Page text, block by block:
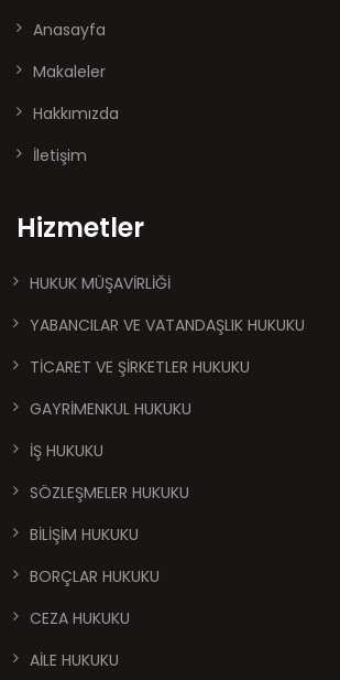
Anasayfa
Makaleler
Hakkımızda
İletişim
Hizmetler
HUKUK MÜŞAVİRLİĞİ
YABANCILAR VE VATANDAŞLIK HUKUKU
TİCARET VE ŞİRKETLER HUKUKU
GAYRİMENKUL HUKUKU
İŞ HUKUKU
SÖZLEŞMELER HUKUKU
BİLİŞİM HUKUKU
BORÇLAR HUKUKU
CEZA HUKUKU
AİLE HUKUKU